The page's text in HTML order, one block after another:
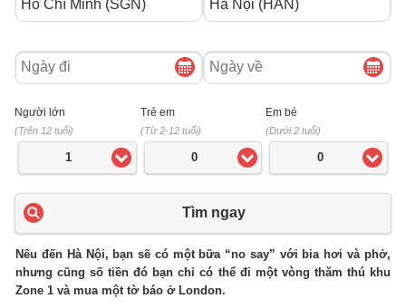
Ngày
đi
Ngày
về
Người lớn
(Trên 12 tuổi)
1
Trẻ em
(Từ 2-12 tuổi)
0
Em bé
(Dưới 2 tuổi)
0
Tìm ngay
Nếu đến Hà Nội, bạn sẽ có một bữa “no say” với bia hơi và phở,
nhưng cũng số tiền đó bạn chỉ có thể đi một vòng thăm thú khu
Zone 1 và mua một tờ báo ở London.